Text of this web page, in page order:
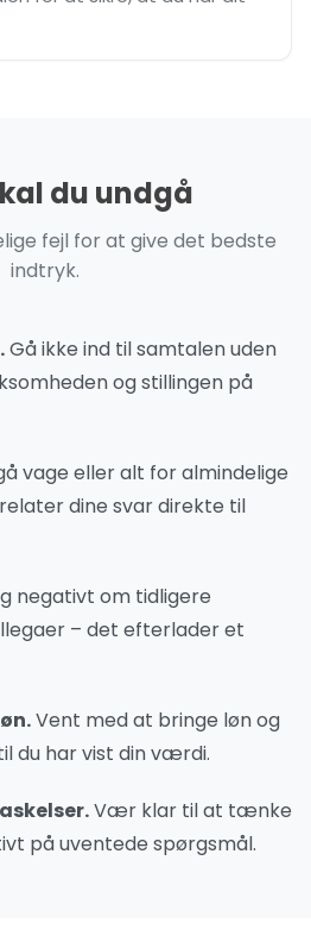
du undgå
fejl for at give det bedste
indtryk.
Gå ikke ind til samtalen uden
og stillingen på
vage eller alt for almindelige
dine svar direkte til
negativt om tidligere
– det efterlader et
Vent med at bringe løn og
du har vist din værdi.
Vær klar til at tænke
på uventede spørgsmål.